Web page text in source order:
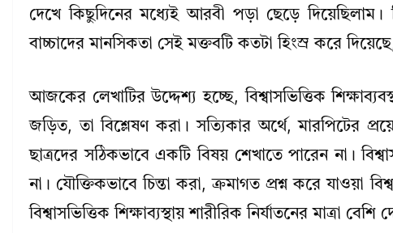
দেখে কিছুদিনের মধ্যেই আরবী পড়া ছেড়ে
বাচ্চাদের মানসিকতা সেই মক্তবটি কতটা হিংস্র করে
আজকের লেখাটির উদ্দেশ্য হচ্ছে, বিশ্বাসভিত্তিক
জড়িত, তা বিশ্লেষণ করা। সত্যিকার অর্থে, মারপিটের
ছাত্রদের সঠিকভাবে একটি বিষয় শেখাতে পারেন না।
না। যৌক্তিকভাবে চিন্তা করা, ক্রমাগত প্রশ্ন করে যাওয়া
বিশ্বাসভিত্তিক শিক্ষাব্যস্থায় শারীরিক নির্যাতনের মাত্রা বেশি